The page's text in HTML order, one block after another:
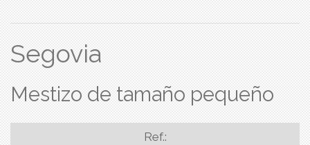
Segovia
Mestizo de tamaño pequeño
Ref.: